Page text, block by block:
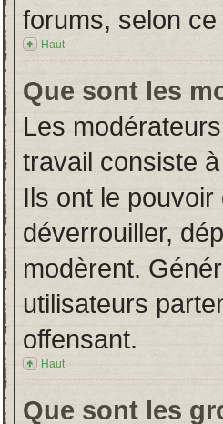
forums, selon
Haut
Que sont les
Les
travail consiste
Ils ont le
déverrouiller,
modèrent.
utilisateurs
offensant.
Haut
Que sont les